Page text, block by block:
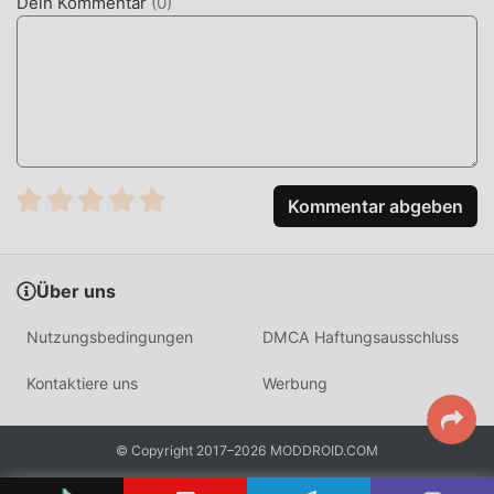
Klicken Sie einfach auf die Download-Schaltfläche, um die
Kommentar abgeben
Über uns
Nutzungsbedingungen DMCA Haftungsausschluss
Kontaktiere uns Werbung
© Copyright 2017–2026 MODDROID.COM